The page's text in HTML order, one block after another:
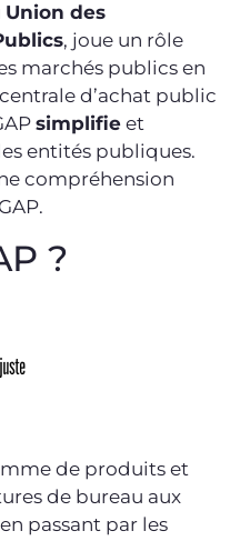
Union des
, joue un rôle
marchés publics en
d’achat public
simplifie et
entités publiques.
compréhension
?
de produits et
de bureau aux
passant par les